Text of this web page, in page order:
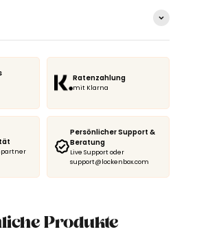
Ratenzahlung
mit Klarna
Persönlicher Support &
Beratung
Live Support oder
support@lockenbox.com
Produkte